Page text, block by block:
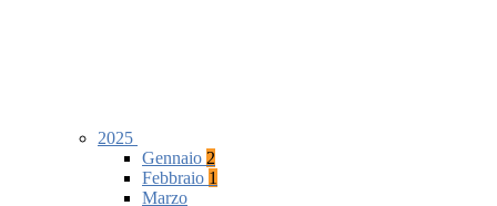
2025
Gennaio 2
Febbraio 1
Marzo